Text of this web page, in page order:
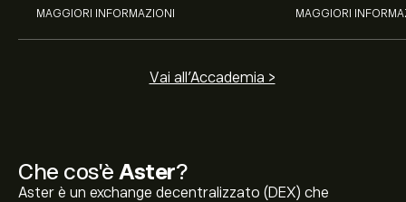
Che cos'è Aster?
Aster è un exchange decentralizzato (DEX) che
MAGGIORI INFORMAZIONI MAGGIORI
Vai all'Accademia >